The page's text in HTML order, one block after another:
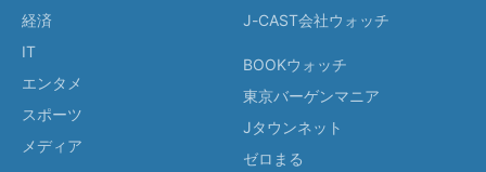
経済
IT
エンタメ
スポーツ
メディア
J-CAST会社ウォッチ
BOOKウォッチ
東京バーゲンマニア
Jタウンネット
ゼロまる